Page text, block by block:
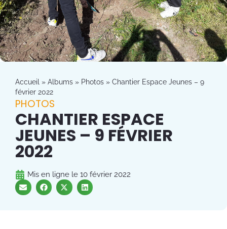
Accueil » Albums » Photos » Chantier Espace Jeunes – 9
février 2022
PHOTOS
CHANTIER ESPACE
JEUNES – 9 FÉVRIER
2022
Mis en ligne le 10 février 2022